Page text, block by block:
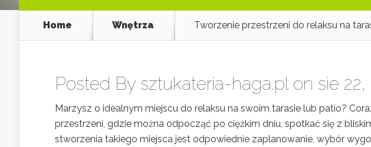
Home Wnętrza Tworzenie przestrzeni do relaksu na
Posted By sztukateria-haga.plon sie 22,
Marzysz o idealnym miejscu do relaksu na swoim tarasie lub patio?
przestrzeni, gdzie można odpocząć po ciężkim dniu, spotkać się z
stworzenia takiego miejsca jest odpowiednie zaplanowanie, wybór